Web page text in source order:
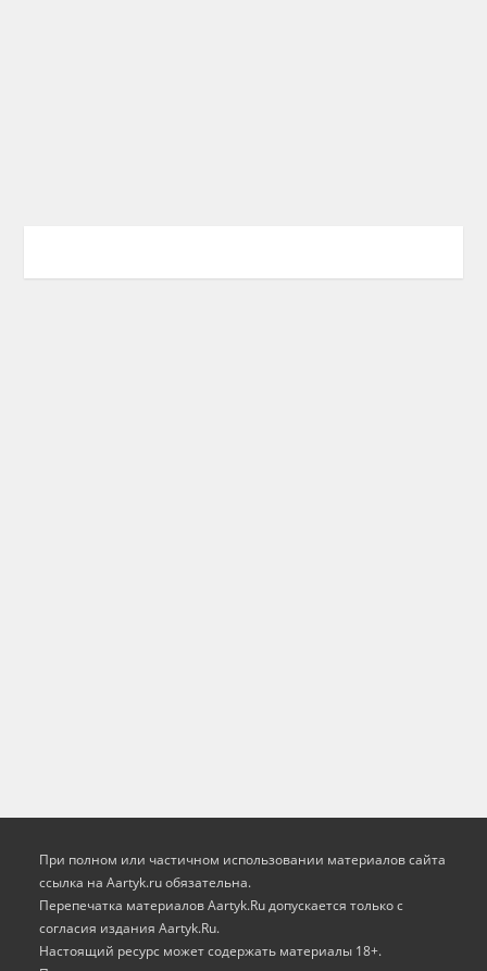
При полном или частичном использовании материалов сайта
ссылка на Aartyk.ru oбязательна.
Перепечатка материалов Aartyk.Ru допускается только с
согласия издания Aartyk.Ru.
Настоящий ресурс может содержать материалы 18+.